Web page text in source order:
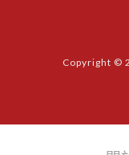
Copyright ©